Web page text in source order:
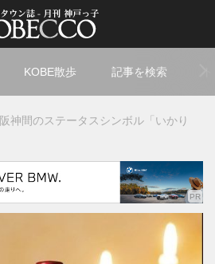
KOBE散歩 記事を検索
阪神間のステータスシンボル「いかり